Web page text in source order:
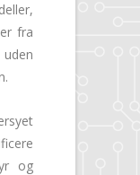
fra
og